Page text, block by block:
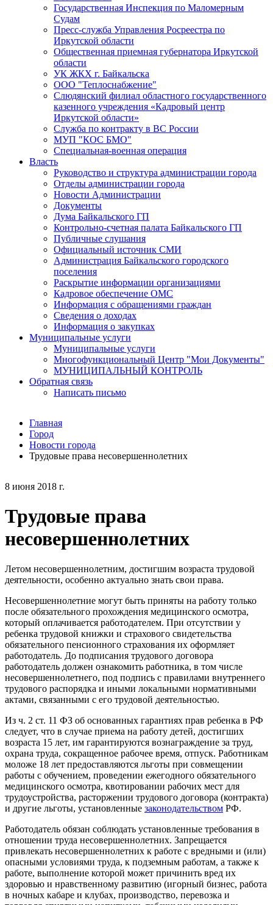
8 июня 2018 г.
Трудовые права
несовершеннолетних
Летом несовершеннолетним, достигшим возраста трудовой
деятельности, особенно актуально знать свои права.
Несовершеннолетние могут быть приняты на работу только
после обязательного прохождения медицинского осмотра,
который оплачивается работодателем. При отсутствии у
ребенка трудовой книжки и страхового свидетельства
обязательного пенсионного страхования их оформляет
работодатель. До подписания трудового договора
работодатель должен ознакомить работника, в том числе
несовершеннолетнего, под подпись с правилами внутреннего
трудового распорядка и иными локальными нормативными
актами, связанными с его трудовой деятельностью.
Из ч. 2 ст. 11 ФЗ об основанных гарантиях прав ребенка в РФ
следует, что в случае приема на работу детей, достигших
возраста 15 лет, им гарантируются вознаграждение за труд,
охрана труда, сокращенное рабочее время, отпуск. Работникам
моложе 18 лет предоставляются льготы при совмещении
работы с обучением, проведении ежегодного обязательного
медицинского осмотра, квотировании рабочих мест для
трудоустройства, расторжении трудового договора (контракта)
и другие льготы, установленные законодательством РФ.
Работодатель обязан соблюдать установленные требования в
отношении труда несовершеннолетних. Запрещается
привлекать несовершеннолетних к работе с вредными и (или)
опасными условиями труда, к подземным работам, а также к
работе, выполнение которой может причинить вред их
здоровью и нравственному развитию (игорный бизнес, работа
в ночных кабаре и клубах, производство, перевозка и
Государственная Инспекция по Маломерным
Судам
Пресс-служба Управления Росреестра по
Иркутской области
Общественная приемная губернатора Иркутской
области
УК ЖКХ г. Байкальска
ООО "Теплоснабжение"
Слюдянский филиал областного государственного
казенного учреждения «Кадровый центр
Иркутской области»
Служба по контракту в ВС России
МУП "КОС БМО"
Специальная-военная операция
Власть
Руководство и структура администрации города
Отделы администрации города
Новости Администрации
Документы
Дума Байкальского ГП
Контрольно-счетная палата Байкальского ГП
Публичные слушания
Официальный источник СМИ
Администрация Байкальского городского
поселения
Раскрытие информации организациями
Кадровое обеспечение ОМС
Информация с обращениями граждан
Сведения о доходах
Информация о закупках
Муниципальные услуги
Муниципальные услуги
Многофункциональный Центр "Мои Документы"
МУНИЦИПАЛЬНЫЙ КОНТРОЛЬ
Обратная связь
Написать письмо
Главная
Город
Новости города
Трудовые права несовершеннолетних